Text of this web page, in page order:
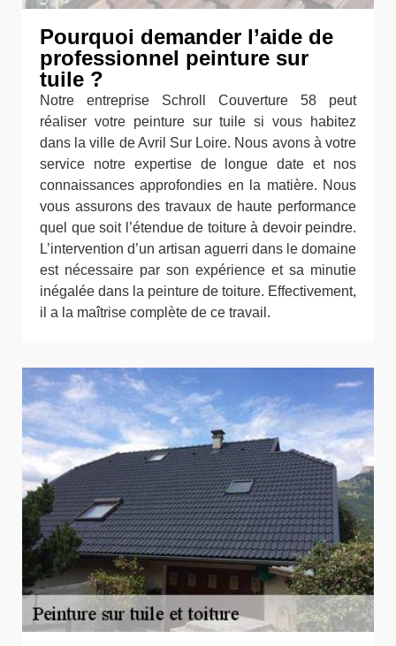
Pourquoi demander l’aide de
professionnel peinture sur
tuile ?
Notre entreprise Schroll Couverture 58 peut
réaliser votre peinture sur tuile si vous habitez
dans la ville de Avril Sur Loire. Nous avons à votre
service notre expertise de longue date et nos
connaissances approfondies en la matière. Nous
vous assurons des travaux de haute performance
quel que soit l’étendue de toiture à devoir peindre.
L’intervention d’un artisan aguerri dans le domaine
est nécessaire par son expérience et sa minutie
inégalée dans la peinture de toiture. Effectivement,
il a la maîtrise complète de ce travail.